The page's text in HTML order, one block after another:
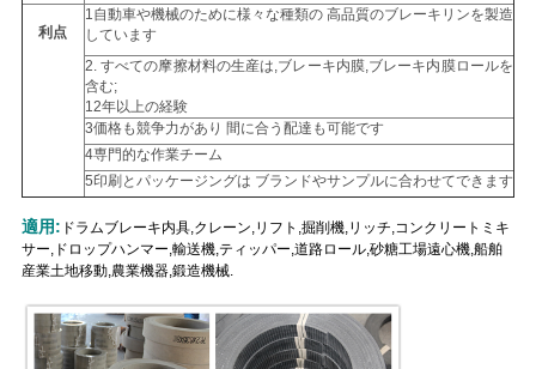
い
PRIVACY
POLICY
利点
1自動車や機械のために様々な種類の 高品質のブレーキリンを製造
しています
2. すべての摩擦材料の生産は,ブレーキ内膜,ブレーキ内膜ロールを
含む;
12年以上の経験
3価格も競争力があり 間に合う配達も可能です
4専門的な作業チーム
5印刷とパッケージングは ブランドやサンプルに合わせてできます
適用: ドラムブレーキ内具,クレーン,リフト,掘削機,リッチ,コンクリートミキ
サー,ドロップハンマー,輸送機,ティッパー,道路ロール,砂糖工場遠心機,船舶
産業土地移動,農業機器,鍛造機械.